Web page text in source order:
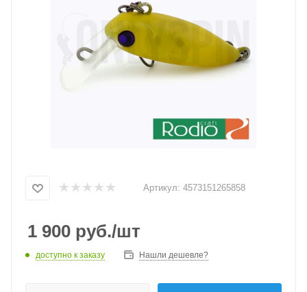
Артикул: 4573151265858
1 900 руб./шт
доступно к заказу Нашли дешевле?